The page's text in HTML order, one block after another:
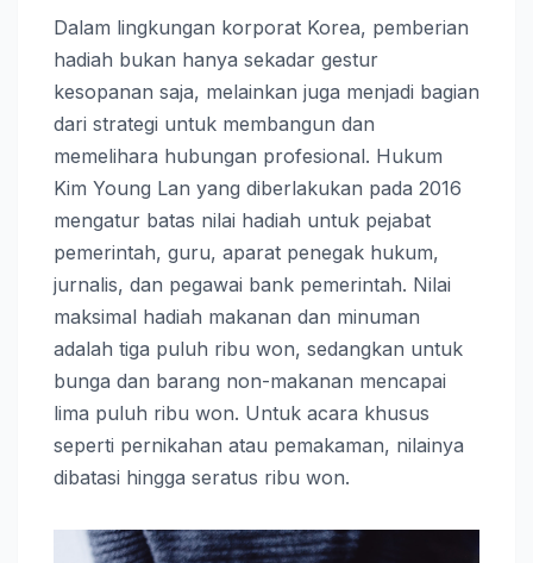
Dalam lingkungan korporat Korea, pemberian
hadiah bukan hanya sekadar gestur
kesopanan saja, melainkan juga menjadi bagian
dari strategi untuk membangun dan
memelihara hubungan profesional. Hukum
Kim Young Lan yang diberlakukan pada 2016
mengatur batas nilai hadiah untuk pejabat
pemerintah, guru, aparat penegak hukum,
jurnalis, dan pegawai bank pemerintah. Nilai
maksimal hadiah makanan dan minuman
adalah tiga puluh ribu won, sedangkan untuk
bunga dan barang non-makanan mencapai
lima puluh ribu won. Untuk acara khusus
seperti pernikahan atau pemakaman, nilainya
dibatasi hingga seratus ribu won.